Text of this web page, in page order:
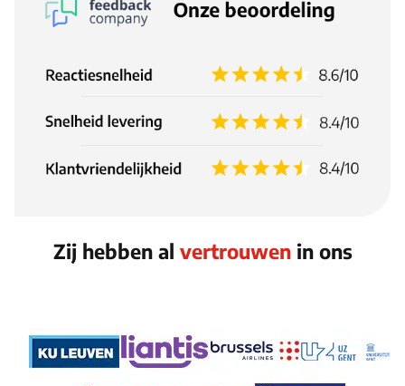
Zij hebben al vertrouwenin ons